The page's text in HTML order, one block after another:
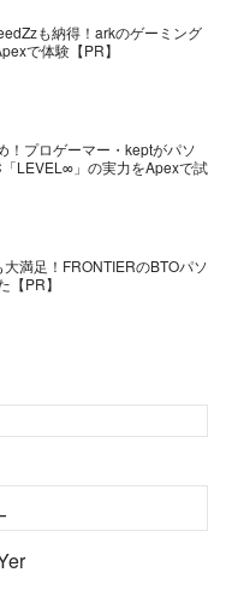
も納得！arkのゲーミング
で体験【PR】
！プロゲーマー・keptがパソ
LEVEL∞」の実力をApexで試
満足！FRONTIERのBTOパソ
【PR】